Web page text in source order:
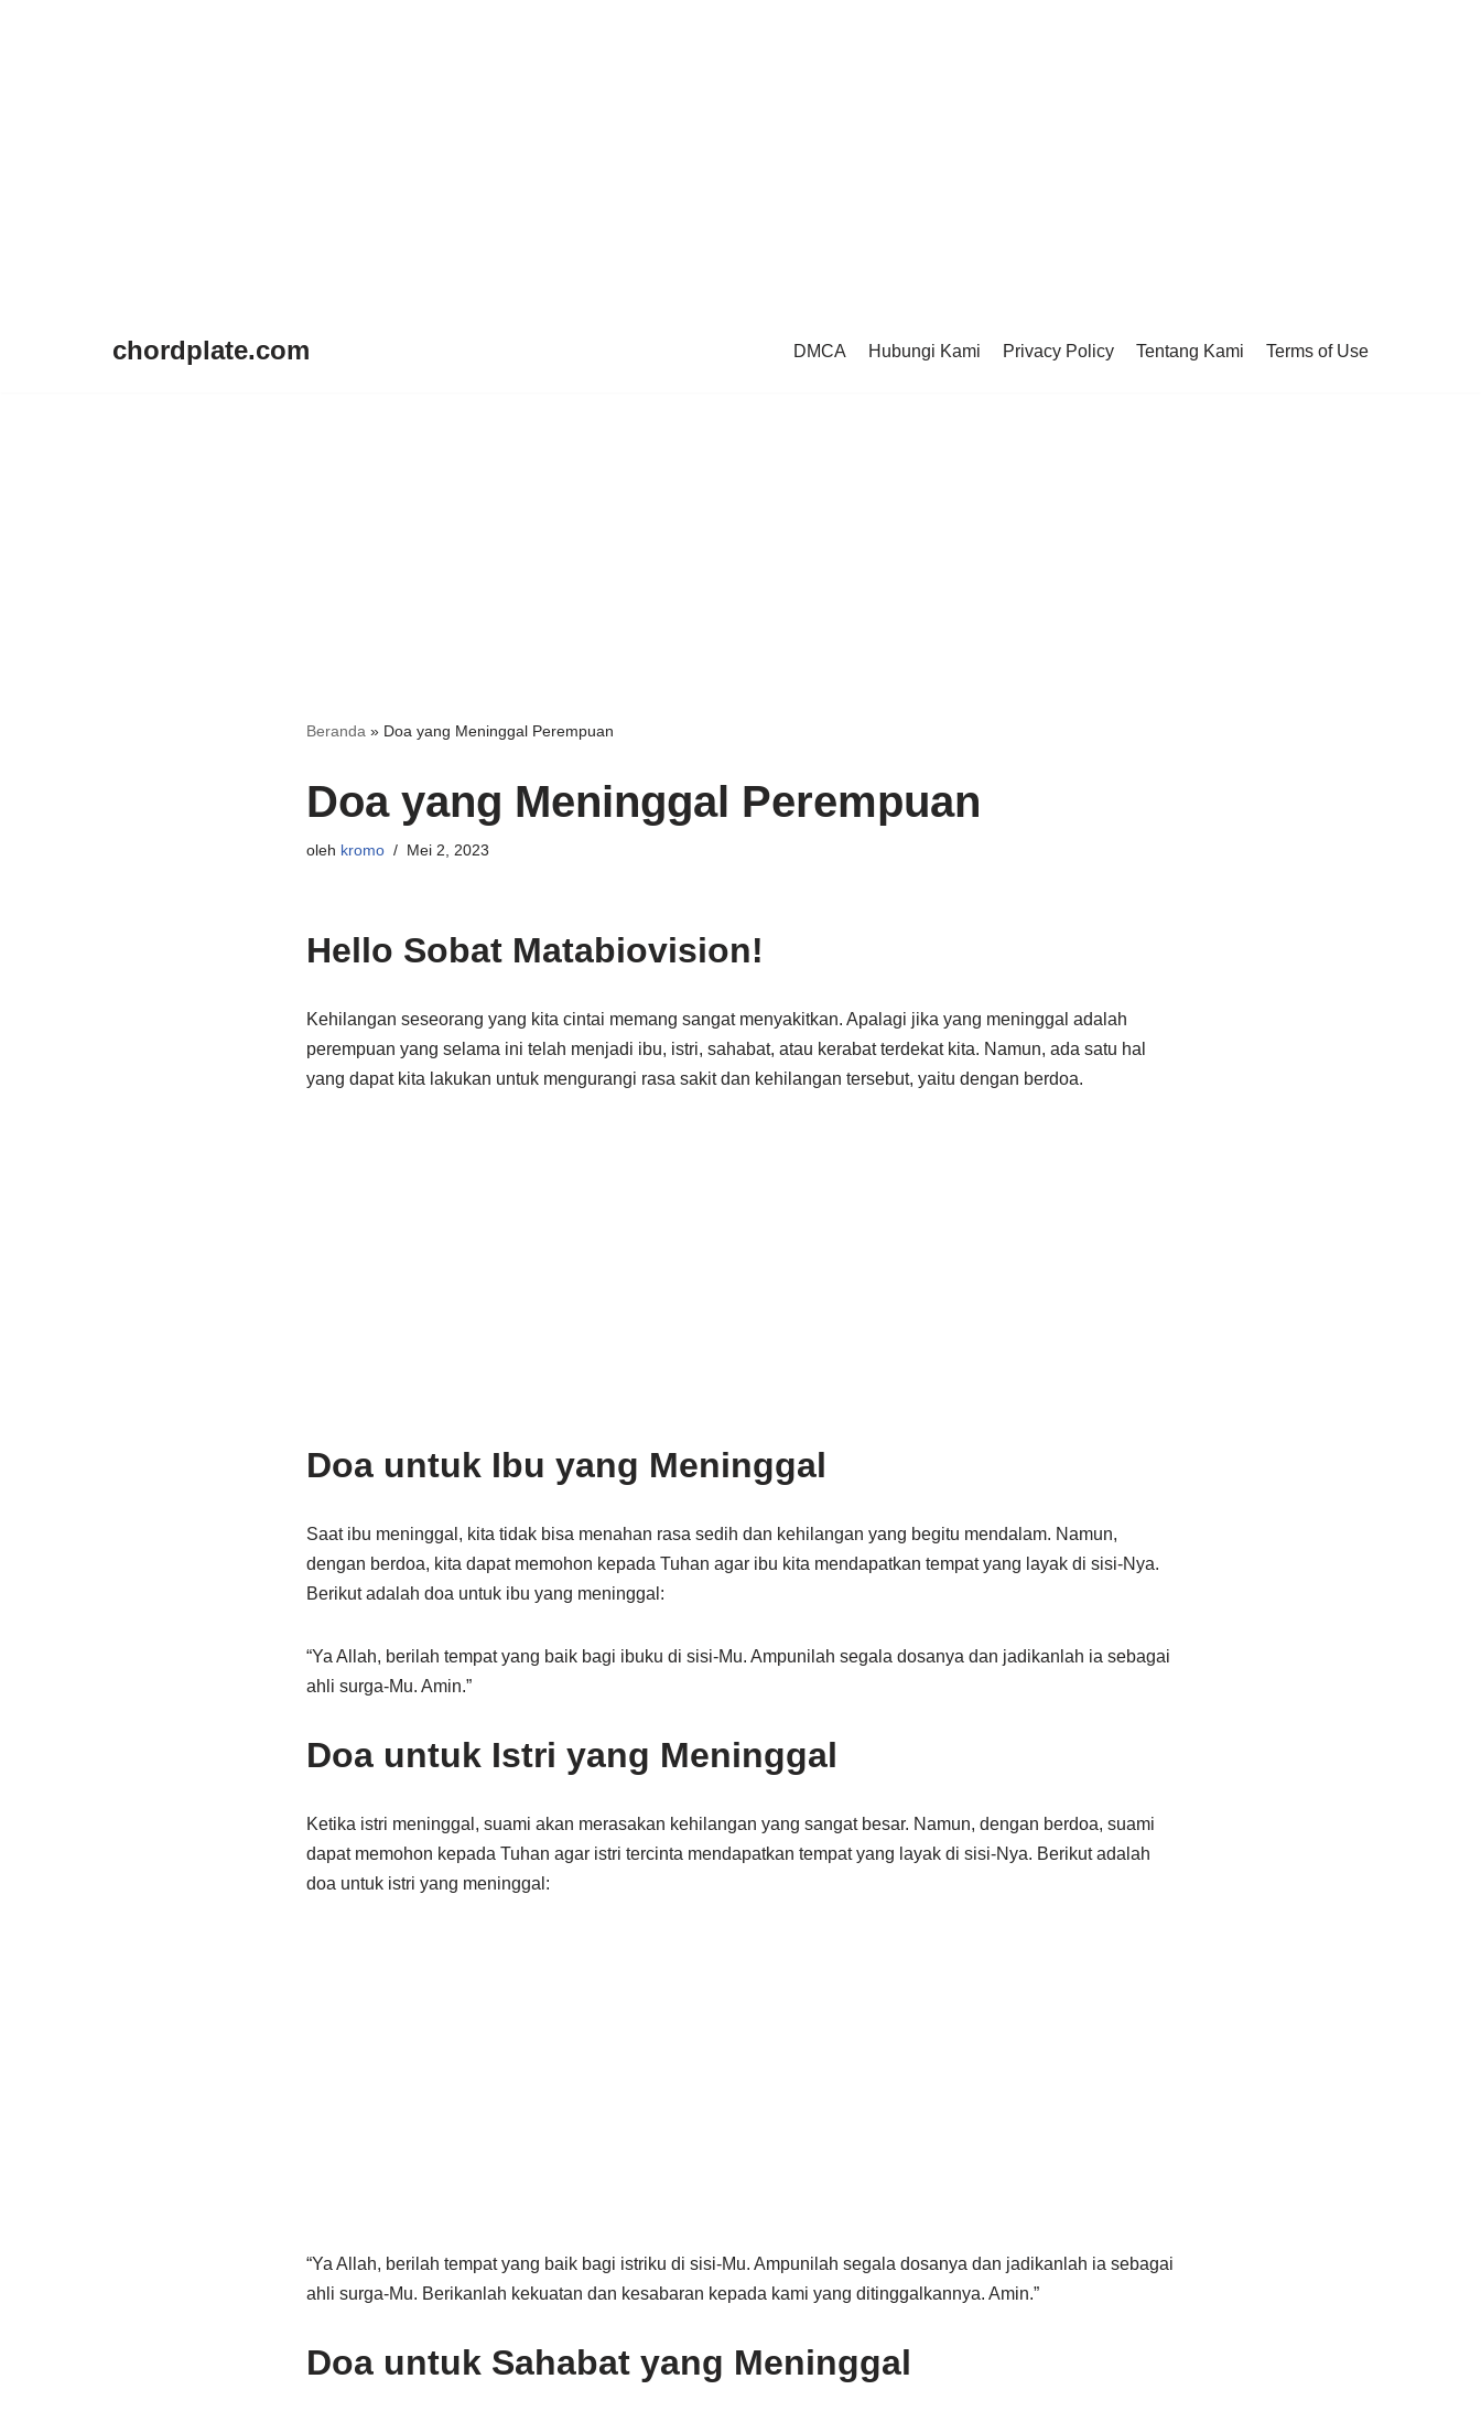
chordplate.com DMCA Hubungi Kami Privacy Policy Tentang Kami Terms of Use
Beranda » Doa yang Meninggal Perempuan
Doa yang Meninggal Perempuan
oleh kromo Mei 2, 2023
Hello Sobat Matabiovision!
Kehilangan seseorang yang kita cintai memang sangat menyakitkan. Apalagi jika yang meninggal adalah
perempuan yang selama ini telah menjadi ibu, istri, sahabat, atau kerabat terdekat kita. Namun, ada satu hal
yang dapat kita lakukan untuk mengurangi rasa sakit dan kehilangan tersebut, yaitu dengan berdoa.
Doa untuk Ibu yang Meninggal
Saat ibu meninggal, kita tidak bisa menahan rasa sedih dan kehilangan yang begitu mendalam. Namun,
dengan berdoa, kita dapat memohon kepada Tuhan agar ibu kita mendapatkan tempat yang layak di sisi-Nya.
Berikut adalah doa untuk ibu yang meninggal:
“Ya Allah, berilah tempat yang baik bagi ibuku di sisi-Mu. Ampunilah segala dosanya dan jadikanlah ia sebagai
ahli surga-Mu. Amin.”
Doa untuk Istri yang Meninggal
Ketika istri meninggal, suami akan merasakan kehilangan yang sangat besar. Namun, dengan berdoa, suami
dapat memohon kepada Tuhan agar istri tercinta mendapatkan tempat yang layak di sisi-Nya. Berikut adalah
doa untuk istri yang meninggal:
“Ya Allah, berilah tempat yang baik bagi istriku di sisi-Mu. Ampunilah segala dosanya dan jadikanlah ia sebagai
ahli surga-Mu. Berikanlah kekuatan dan kesabaran kepada kami yang ditinggalkannya. Amin.”
Doa untuk Sahabat yang Meninggal